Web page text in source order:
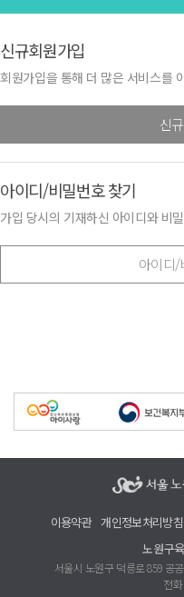
신규회원가입
회원가입을 통해 더 많은 서비스를
신
아이디/비밀번호 찾기
가입 당시의 기재하신 아이디와 비
아이디/
이용약관 개인정보처리방침
노원구
서울시 노원구 덕릉로 859 공
전